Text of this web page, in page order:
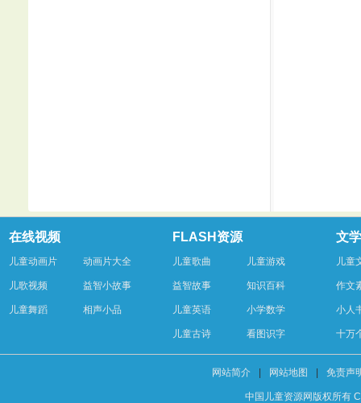
在线视频
儿童动画片 动画片大全
儿歌视频 益智小故事
儿童舞蹈 相声小品
FLASH资源
儿童歌曲 儿童游戏
益智故事 知识百科
儿童英语 小学数学
儿童古诗 看图识字
文
儿童
作文
小人
十万
网站简介 网站地图 免责声
中国儿童资源网版权所有